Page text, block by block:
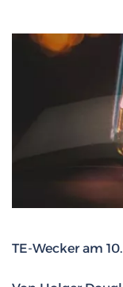
TE-Wecker am